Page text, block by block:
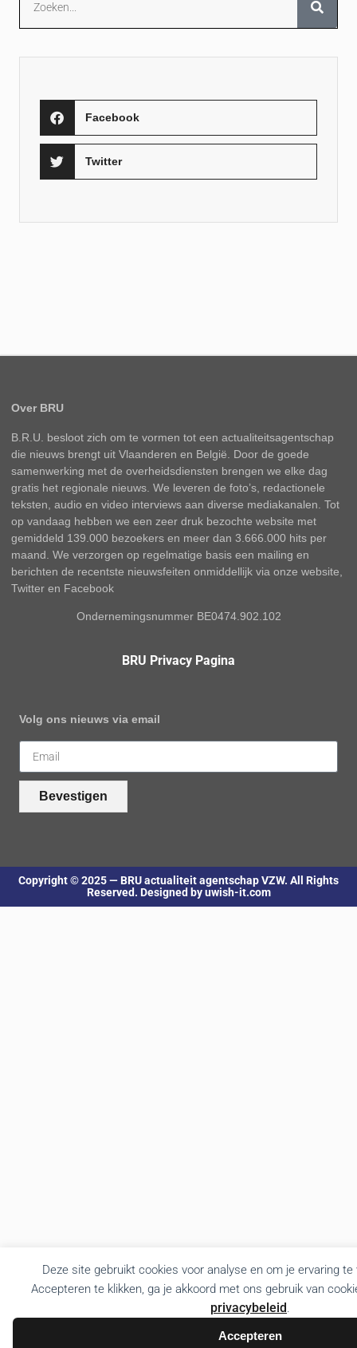
Deze site gebruikt cookies voor analyse en om je ervaring
Accepteren te klikken, ga je akkoord met ons gebruik van
privacybeleid.
Accepteren
Facebook
Twitter
Over BRU
B.R.U. besloot zich om te vormen tot een actualiteitsagentschap
die nieuws brengt uit Vlaanderen en België. Door de goede
samenwerking met de overheidsdiensten brengen we elke dag
gratis het regionale nieuws. We leveren de foto’s, redactionele
teksten, audio en video interviews aan diverse mediakanalen. Tot
op vandaag hebben we een zeer druk bezochte website met
gemiddeld 139.000 bezoekers en meer dan 3.666.000 hits per
maand. We verzorgen op regelmatige basis een mailing en
berichten de recentste nieuwsfeiten onmiddellijk via onze website,
Twitter en Facebook
Ondernemingsnummer BE0474.902.102
BRU Privacy Pagina
Volg ons nieuws via email
Bevestigen
Copyright © 2025 — BRU actualiteit agentschap VZW. All Rights
Reserved. Designed by uwish-it.com